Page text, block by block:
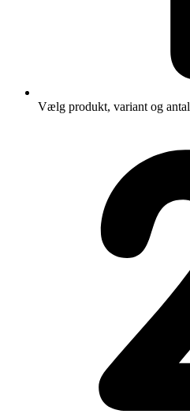
Vælg produkt, variant og antal